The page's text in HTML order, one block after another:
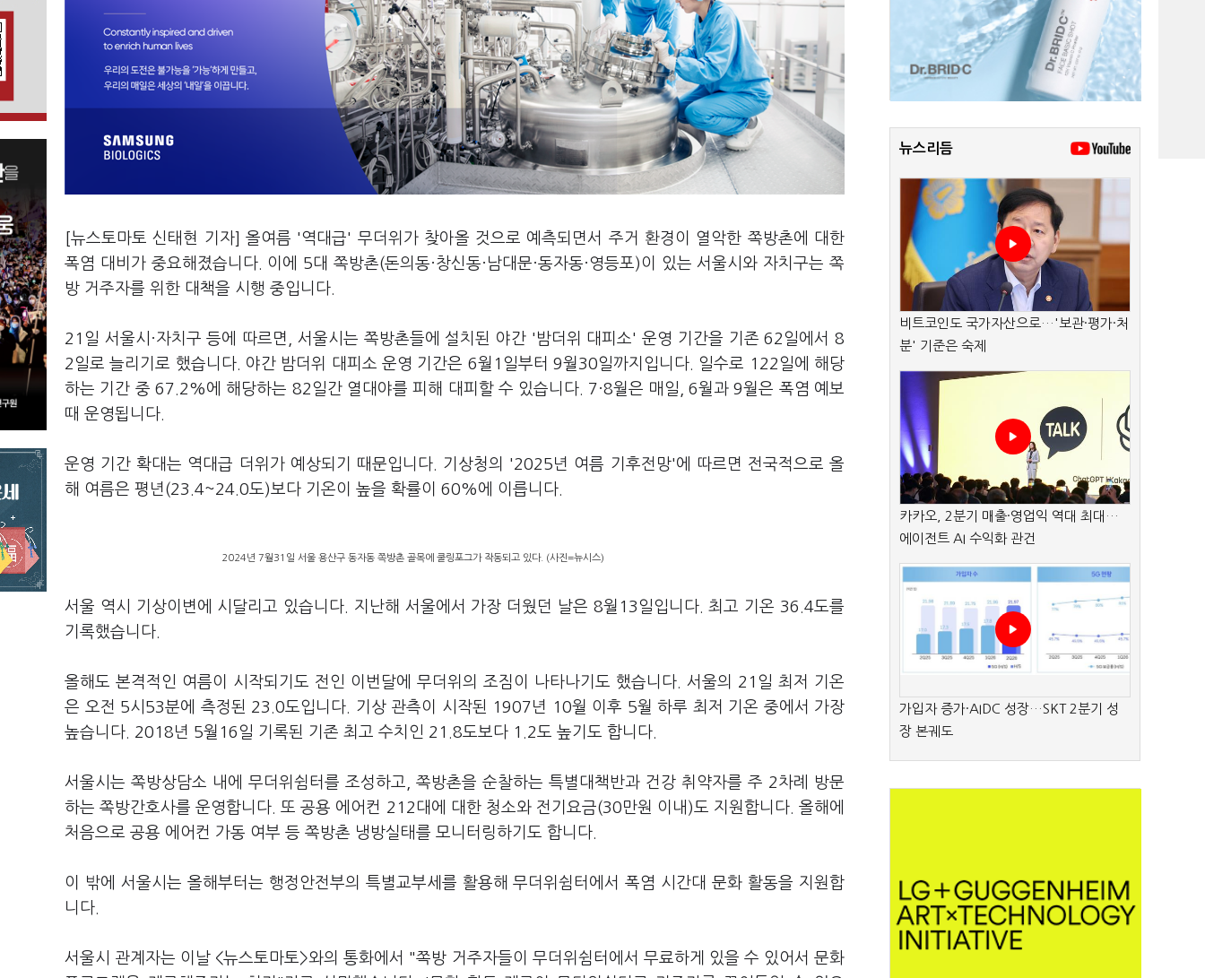
[뉴스토마토 신태현 기자] 올여름 '역대급' 무더위가 찾아올 것으로 예측되면서 주거 환경이 열악한 쪽방촌에 대한
폭염 대비가 중요해졌습니다. 이에 5대 쪽방촌(돈의동·창신동·남대문·동자동·영등포)이 있는 서울시와 자치구는 쪽
방 거주자를 위한 대책을 시행 중입니다.
21일 서울시·자치구 등에 따르면, 서울시는 쪽방촌들에 설치된 야간 '밤더위 대피소' 운영 기간을 기존 62일에서 8
2일로 늘리기로 했습니다. 야간 밤더위 대피소 운영 기간은 6월1일부터 9월30일까지입니다. 일수로 122일에 해당
하는 기간 중 67.2%에 해당하는 82일간 열대야를 피해 대피할 수 있습니다. 7·8월은 매일, 6월과 9월은 폭염 예보
때 운영됩니다.
운영 기간 확대는 역대급 더위가 예상되기 때문입니다. 기상청의 '2025년 여름 기후전망'에 따르면 전국적으로 올
해 여름은 평년(23.4~24.0도)보다 기온이 높을 확률이 60%에 이릅니다.
2024년 7월31일 서울 용산구 동자동 쪽방촌 골목에 쿨링포그가 작동되고 있다. (사진=뉴시스)
서울 역시 기상이변에 시달리고 있습니다. 지난해 서울에서 가장 더웠던 날은 8월13일입니다. 최고 기온 36.4도를
기록했습니다.
올해도 본격적인 여름이 시작되기도 전인 이번달에 무더위의 조짐이 나타나기도 했습니다. 서울의 21일 최저 기온
은 오전 5시53분에 측정된 23.0도입니다. 기상 관측이 시작된 1907년 10월 이후 5월 하루 최저 기온 중에서 가장
높습니다. 2018년 5월16일 기록된 기존 최고 수치인 21.8도보다 1.2도 높기도 합니다.
서울시는 쪽방상담소 내에 무더위쉼터를 조성하고, 쪽방촌을 순찰하는 특별대책반과 건강 취약자를 주 2차례 방문
하는 쪽방간호사를 운영합니다. 또 공용 에어컨 212대에 대한 청소와 전기요금(30만원 이내)도 지원합니다. 올해에
처음으로 공용 에어컨 가동 여부 등 쪽방촌 냉방실태를 모니터링하기도 합니다.
이 밖에 서울시는 올해부터는 행정안전부의 특별교부세를 활용해 무더위쉼터에서 폭염 시간대 문화 활동을 지원합
니다.
서울시 관계자는 이날 <뉴스토마토>와의 통화에서 "쪽방 거주자들이 무더위쉼터에서 무료하게 있을 수 있어서 문화
뉴스리듬
비트코인도 국가자산으로…'보관·평가·처
분' 기준은 숙제
카카오, 2분기 매출·영업익 역대 최대…
에이전트 AI 수익화 관건
가입자 증가·AIDC 성장…SKT 2분기 성
장 본궤도